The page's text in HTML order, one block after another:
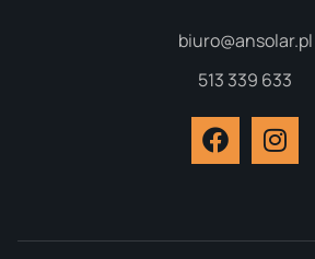
biuro@ansolar.pl
513 339 633